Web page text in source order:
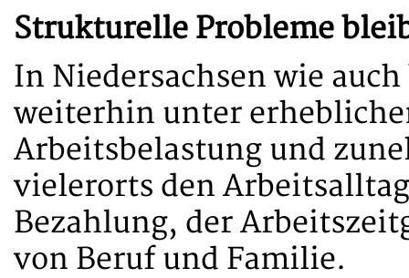
Strukturelle Probleme
In Niedersachsen wie
weiterhin unter
Arbeitsbelastung und
vielerorts den
Bezahlung, der
von Beruf und Familie.